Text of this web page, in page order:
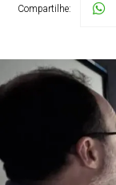
Compartilhe: